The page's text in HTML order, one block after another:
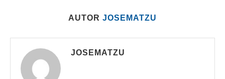
AUTOR JOSEMATZU
JOSEMATZU